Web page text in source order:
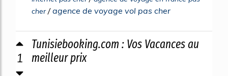
cher/agence de voyage vol pas cher
1
Tunisiebooking.com : Vos Vacances au
meilleur prix